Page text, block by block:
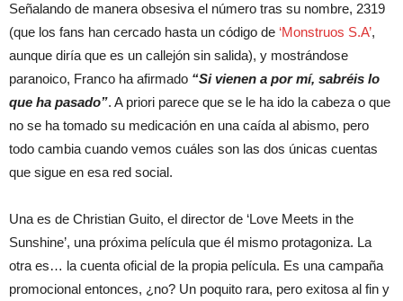
Señalando de manera obsesiva el número tras su nombre, 2319
(que los fans han cercado hasta un código de ‘Monstruos S.A’,
aunque diría que es un callejón sin salida), y mostrándose
paranoico, Franco ha afirmado “Si vienen a por mí, sabréis lo
que ha pasado”. A priori parece que se le ha ido la cabeza o que
no se ha tomado su medicación en una caída al abismo, pero
todo cambia cuando vemos cuáles son las dos únicas cuentas
que sigue en esa red social.
Una es de Christian Guito, el director de ‘Love Meets in the
Sunshine’, una próxima película que él mismo protagoniza. La
otra es… la cuenta oficial de la propia película. Es una campaña
promocional entonces, ¿no? Un poquito rara, pero exitosa al fin y